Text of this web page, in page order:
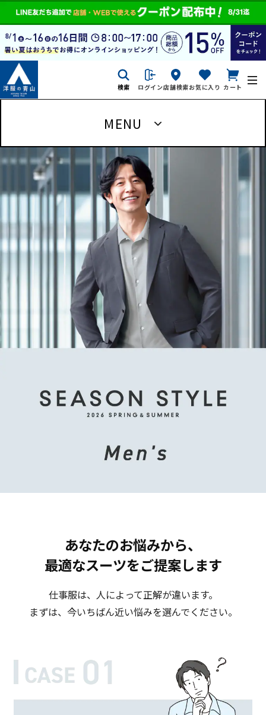
検索 ログイン店舗検索お気に入り カート
MENU
あなたのお悩みから、
最適なスーツをご提案します
仕事服は、人によって正解が違います。
まずは、今いちばん近い悩みを選んでください。